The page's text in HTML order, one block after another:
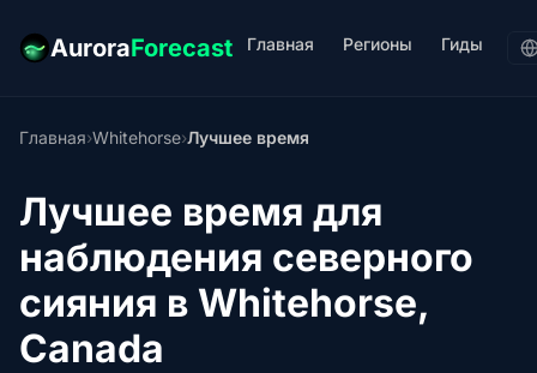
AuroraForecast Главная Регионы Гиды
Главная›Whitehorse›Лучшее время
Лучшее время для
наблюдения северного
сияния в Whitehorse,
Canada